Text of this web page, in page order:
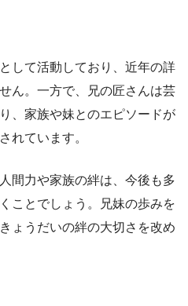
して活動しており、近年の詳
ん。一方で、兄の匠さんは芸
、家族や妹とのエピソードが
れています。
間力や家族の絆は、今後も多
ことでしょう。兄妹の歩みを
ょうだいの絆の大切さを改め